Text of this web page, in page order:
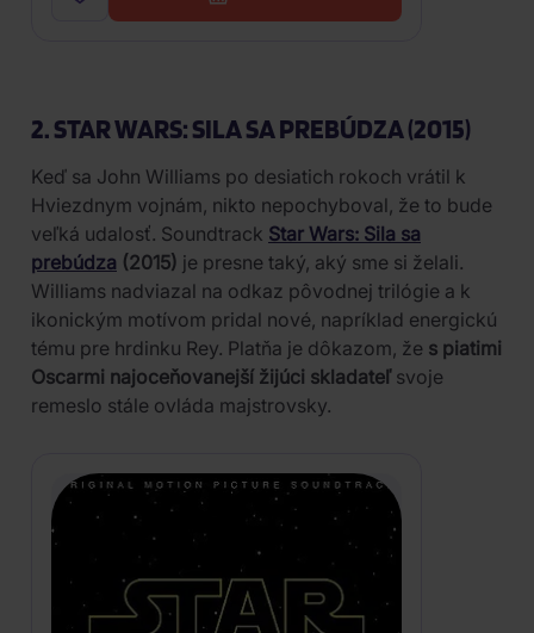
2. STAR WARS: SILA SA PREBÚDZA (2015)
Keď sa John Williams po desiatich rokoch vrátil k
Hviezdnym vojnám, nikto nepochyboval, že to bude
veľká udalosť. Soundtrack Star Wars: Sila sa
prebúdza (2015) je presne taký, aký sme si želali.
Williams nadviazal na odkaz pôvodnej trilógie a k
ikonickým motívom pridal nové, napríklad energickú
tému pre hrdinku Rey. Platňa je dôkazom, že s piatimi
Oscarmi najoceňovanejší žijúci skladateľsvoje
remeslo stále ovláda majstrovsky.